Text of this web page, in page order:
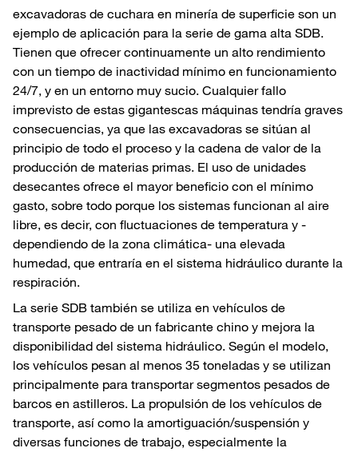
excavadoras de cuchara en minería de superficie son un
ejemplo de aplicación para la serie de gama alta SDB.
Tienen que ofrecer continuamente un alto rendimiento
con un tiempo de inactividad mínimo en funcionamiento
24/7, y en un entorno muy sucio. Cualquier fallo
imprevisto de estas gigantescas máquinas tendría graves
consecuencias, ya que las excavadoras se sitúan al
principio de todo el proceso y la cadena de valor de la
producción de materias primas. El uso de unidades
desecantes ofrece el mayor beneficio con el mínimo
gasto, sobre todo porque los sistemas funcionan al aire
libre, es decir, con fluctuaciones de temperatura y -
dependiendo de la zona climática- una elevada
humedad, que entraría en el sistema hidráulico durante la
respiración.
La serie SDB también se utiliza en vehículos de
transporte pesado de un fabricante chino y mejora la
disponibilidad del sistema hidráulico. Según el modelo,
los vehículos pesan al menos 35 toneladas y se utilizan
principalmente para transportar segmentos pesados de
barcos en astilleros. La propulsión de los vehículos de
transporte, así como la amortiguación/suspensión y
diversas funciones de trabajo, especialmente la